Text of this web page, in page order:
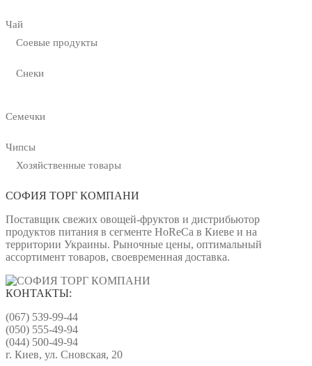
Чай
Соевые продукты
Снеки
Семечки
Чипсы
Хозяйственные товары
СОФИЯ ТОРГ КОМПАНИ
Поставщик свежих овощей-фруктов и дистрибьютор
продуктов питания в сегменте HoReCa в Киеве и на
территории Украины. Рыночные цены, оптимальный
ассортимент товаров, своевременная доставка.
КОНТАКТЫ:
(067) 539-99-44
(050) 555-49-94
(044) 500-49-94
г. Киев, ул. Сновская, 20